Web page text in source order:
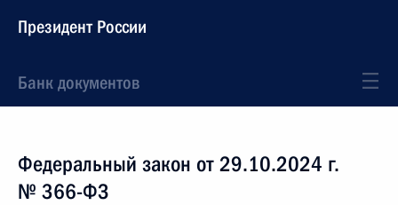
Президент России
Банк документов
Федеральный закон от 29.10.2024 г.
№ 366-ФЗ